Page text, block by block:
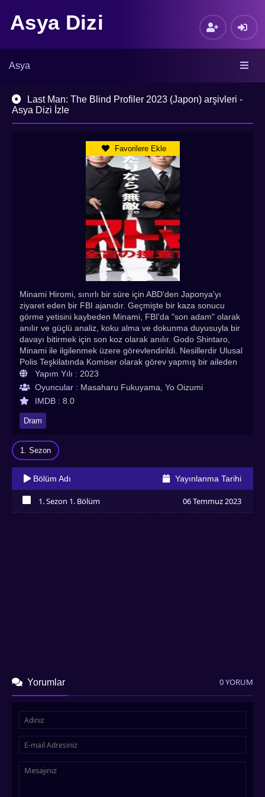
Asya Dizi
Asya
Last Man: The Blind Profiler 2023 (Japon) arşivleri -
Asya Dizi İzle
Favorilere Ekle
Minami Hiromi, sınırlı bir süre için ABD'den Japonya'yı
ziyaret eden bir FBI ajanıdır. Geçmişte bir kaza sonucu
görme yetisini kaybeden Minami, FBI'da "son adam" olarak
anılır ve güçlü analiz, koku alma ve dokunma duyusuyla bir
davayı bitirmek için son koz olarak anılır. Godo Shintaro,
Minami ile ilgilenmek üzere görevlendirildi. Nesillerdir Ulusal
Polis Teşkilatında Komiser olarak görev yapmış bir aileden
gelen Godo, olağanüstü bir adalet duygusuna sahiptir ve
suçluları yakalamak için her şeyi yapmaya hazırdır. Her
zaman yardım istemeye hazır olan Minami ve kendisinden
başka kimseye güvenmeyen Godo ikili olur ve vakaları
çözmek için birlikte çalışırlar.
Yapım Yılı : 2023
Oyuncular : Masaharu Fukuyama, Yo Oizumi
IMDB : 8.0
Dram
1. Sezon
Bölüm Adı Yayınlanma Tarihi
İzledim
1. Sezon 1. Bölüm 06 Temmuz 2023
Yorumlar 0 YORUM